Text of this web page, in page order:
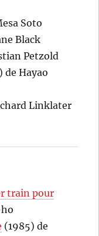
Soto
Black
Petzold
de Hayao
Linklater
train pour
(1985) de